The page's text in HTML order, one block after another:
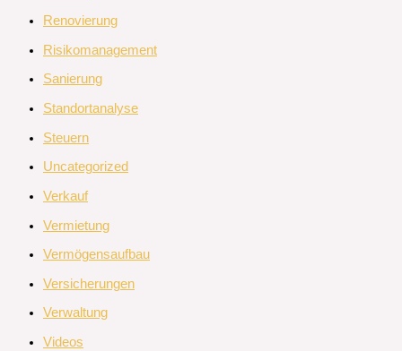
Renovierung
Risikomanagement
Sanierung
Standortanalyse
Steuern
Uncategorized
Verkauf
Vermietung
Vermögensaufbau
Versicherungen
Verwaltung
Videos